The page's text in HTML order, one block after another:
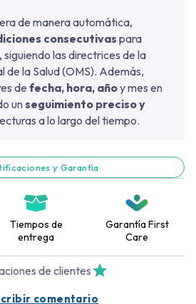
de manera automática,
consecutivas para
las directrices de la
de la Salud (OMS). Además,
de fecha, hora, añoy mes en
unseguimiento preciso y
a lo largo del tiempo.
y Garantía
Tiempos de
entrega
Garantía First
Care
de clientes
comentario